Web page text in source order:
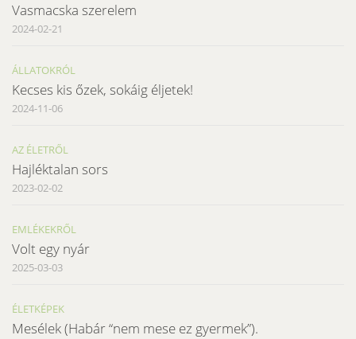
Vasmacska szerelem
2024-02-21
ÁLLATOKRÓL
Kecses kis őzek, sokáig éljetek!
2024-11-06
AZ ÉLETRŐL
Hajléktalan sors
2023-02-02
EMLÉKEKRŐL
Volt egy nyár
2025-03-03
ÉLETKÉPEK
Mesélek (Habár “nem mese ez gyermek”).